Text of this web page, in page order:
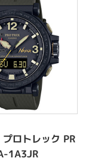
プロトレック PR
1A3JR